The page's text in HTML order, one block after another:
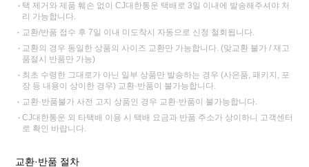
택 제거와 제품 훼손 없이 CJ대한통운 택배로 3일 이내에 발송해주셔야 처
리 가능합니다.
교환/반품 접수 후 7일 이내 미도착시 자동으로 신청 철회됩니다.
교환의 경우 동일한 상품의 사이즈 교환만 가능합니다. (맞교환 불가 / 재고
품절시 반품만 가능)
최초 수령한 그대로가 아닌 일부 상품만 발송하는 경우 (사은품, 패키지, 포
장 등 내용이 상이한 경우) 교환·반품이 불가능합니다.
교환·반품불가 사전 고지 상품인 경우 교환·반품이 불가능합니다.
CJ대한통운 외 타택배 이용 시 택배 요금과 반품 주소가 상이하니 고객센터
로 확인 바랍니다.
교환·반품 절차